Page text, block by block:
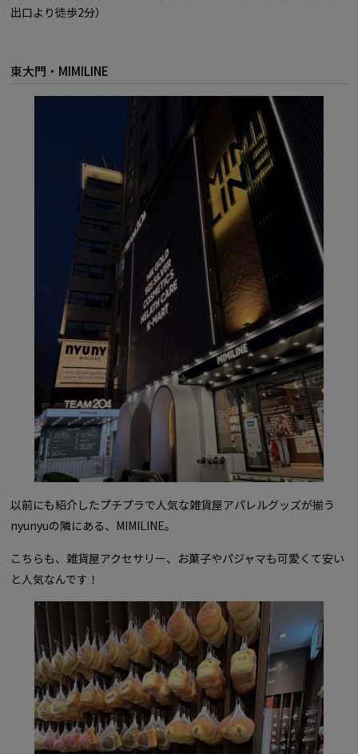
出口より徒歩2分）
東大門・MIMILINE
以前にも紹介したプチプラで人気な雑貨屋アパレルグッズが揃う
nyunyuの隣にある、MIMILINE。
こちらも、雑貨屋アクセサリー、お菓子やパジャマも可愛くて安い
と人気なんです！